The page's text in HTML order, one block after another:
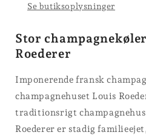
Se butiksoplysninger
Stor
Roederer
Imponerende fransk
champagnehuset Louis
traditionsrigt
Roederer er stadig